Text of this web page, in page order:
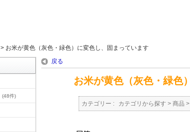
> お米が黄色（灰色・緑色）に変色し、固まっています
(48件)
戻る
お米が黄色（灰色・緑色
カテゴリー : カテゴリから探す > 商品 >